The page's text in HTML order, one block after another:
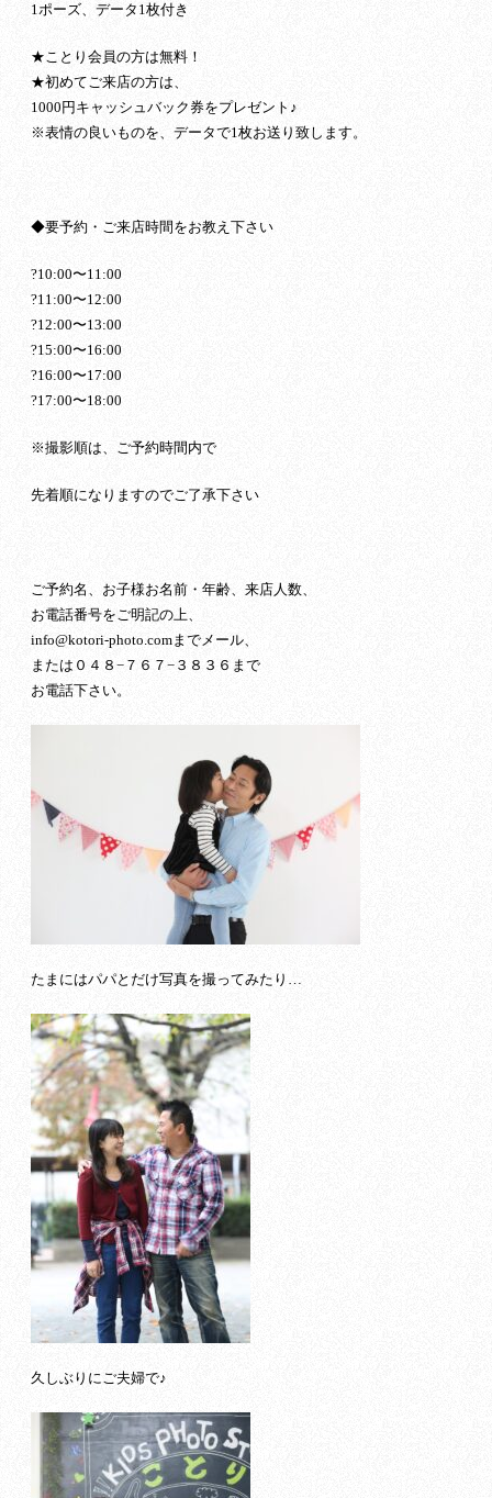
1ポーズ、データ1枚付き
★ことり会員の方は無料！
★初めてご来店の方は、
1000円キャッシュバック券をプレゼント♪
※表情の良いものを、データで1枚お送り致します。
◆要予約・ご来店時間をお教え下さい
?10:00〜11:00
?11:00〜12:00
?12:00〜13:00
?15:00〜16:00
?16:00〜17:00
?17:00〜18:00
※撮影順は、ご予約時間内で
先着順になりますのでご了承下さい
ご予約名、お子様お名前・年齢、来店人数、
お電話番号をご明記の上、
info@kotori-photo.comまでメール、
または０４８−７６７−３８３６まで
お電話下さい。
たまにはパパとだけ写真を撮ってみたり…
久しぶりにご夫婦で♪